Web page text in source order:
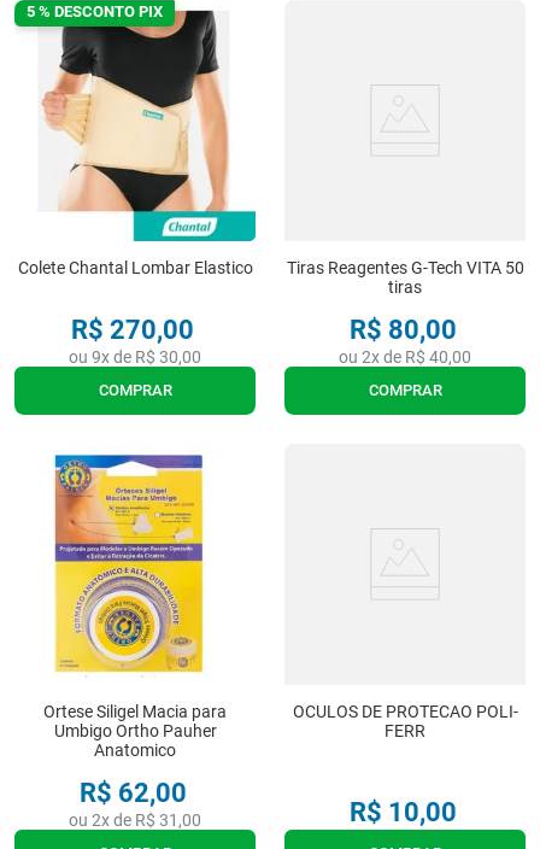
5 % DESCONTO PIX
Colete Chantal Lombar Elastico
R$ 270,00
ou 9x de R$ 30,00
COMPRAR
Tiras Reagentes G-Tech VITA 50
tiras
R$ 80,00
ou 2x de R$ 40,00
COMPRAR
Ortese Siligel Macia para
Umbigo Ortho Pauher
Anatomico
R$ 62,00
ou 2x de R$ 31 ,00
OCULOS DE PROTECAO POLI-
FERR
R$ 10,00